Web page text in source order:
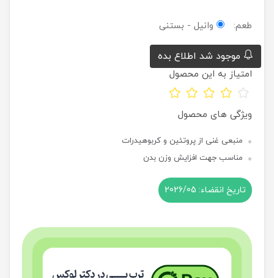
طعم: وانیل - بستنی
موجود شد اطلاع بده
امتیاز به این محصول
ویژگی های محصول
منبعی غنی از پروتئین و کربوهیدرات
مناسب جهت افزایش وزن بدن